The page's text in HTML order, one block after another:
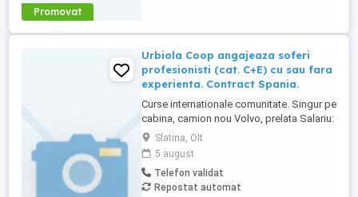
Promovat
Urbiola Coop angajeaza soferi
profesionisti (cat. C+E) cu sau fara
experienta. Contract Spania.
Curse internationale comunitate. Singur pe
cabina, camion nou Volvo, prelata Salariu:
2700 luna net 12.000 km (garantat) Prima
0,06 camion km extra peste 12000 km; +
100 prima la angajare pt. ADR; + 300 prima
pentru 6 luni lucrate; + 300 prima pentru 9
luni lucrate; + 300 prima pentru 12 luni
Slatina, Olt
5 august
Telefon validat
Repostat automat